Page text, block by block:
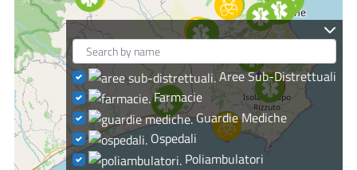
Aree Sub-Distrettuali
Farmacie
Guardie Mediche
Ospedali
Poliambulatori